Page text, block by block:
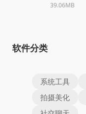
39.06MB
软件分类
系统工具
拍摄美化